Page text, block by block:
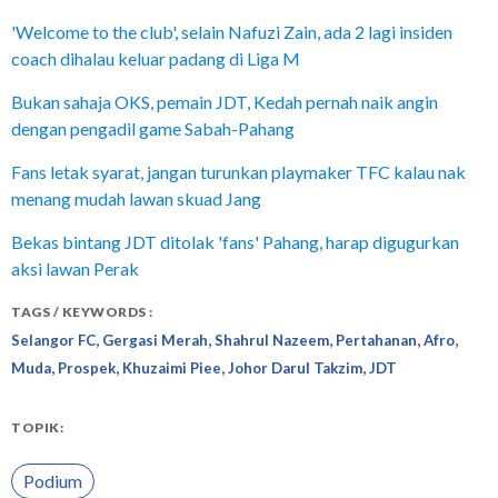
'Welcome to the club', selain Nafuzi Zain, ada 2 lagi insiden
coach dihalau keluar padang di Liga M
Bukan sahaja OKS, pemain JDT, Kedah pernah naik angin
dengan pengadil game Sabah-Pahang
Fans letak syarat, jangan turunkan playmaker TFC kalau nak
menang mudah lawan skuad Jang
Bekas bintang JDT ditolak 'fans' Pahang, harap digugurkan
aksi lawan Perak
TAGS / KEYWORDS :
Selangor FC, Gergasi Merah,Shahrul Nazeem, Pertahanan,Afro,
Muda, Prospek, Khuzaimi Piee,Johor Darul Takzim,JDT
TOPIK:
Podium